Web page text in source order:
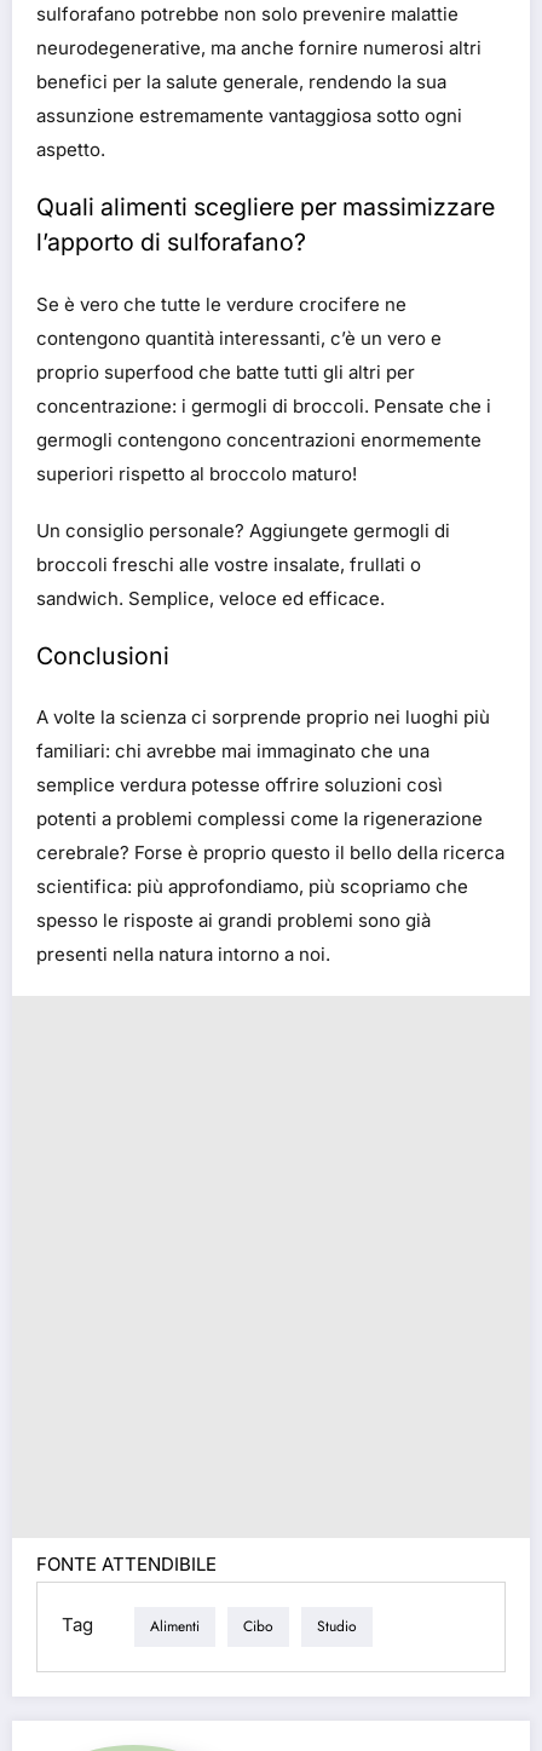
sulforafano potrebbe non solo prevenire malattie
neurodegenerative, ma anche fornire numerosi altri
benefici per la salute generale, rendendo la sua
assunzione estremamente vantaggiosa sotto ogni
aspetto.
Quali alimenti scegliere per massimizzare
l’apporto di sulforafano?
Se è vero che tutte le verdure crocifere ne
contengono quantità interessanti, c’è un vero e
proprio superfood che batte tutti gli altri per
concentrazione: i germogli di broccoli. Pensate che i
germogli contengono concentrazioni enormemente
superiori rispetto al broccolo maturo!
Un consiglio personale? Aggiungete germogli di
broccoli freschi alle vostre insalate, frullati o
sandwich. Semplice, veloce ed efficace.
Conclusioni
A volte la scienza ci sorprende proprio nei luoghi più
familiari: chi avrebbe mai immaginato che una
semplice verdura potesse offrire soluzioni così
potenti a problemi complessi come la rigenerazione
cerebrale? Forse è proprio questo il bello della ricerca
scientifica: più approfondiamo, più scopriamo che
spesso le risposte ai grandi problemi sono già
presenti nella natura intorno a noi.
FONTE ATTENDIBILE
Tag Alimenti Cibo Studio